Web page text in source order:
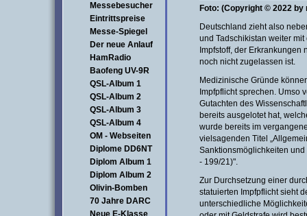
Messebesucher
Eintrittspreise
Messe-Spiegel
Der neue Anlauf
HamRadio
Baofeng UV-9R
QSL-Album 1
QSL-Album 2
QSL-Album 3
QSL-Album 4
OM - Webseiten
Diplome DD6NT
Diplom Album 1
Diplom Album 2
Olivin-Bomben
70 Jahre DARC
Neue E-Klasse
Foto: (Copyright © 2022
Deutschland zieht also
und Tadschikistan weiter
Impfstoff, der
noch nicht zugelassen ist.
Medizinische Gründe
Impfpflicht sprechen. Umso
Gutachten des
bereits ausgelotet hat,
wurde bereits im
vielsagenden Titel
Sanktionsmöglichkeiten
- 199/21)".
Zur Durchsetzung einer
statuierten Impfpflicht sieht
unterschiedliche